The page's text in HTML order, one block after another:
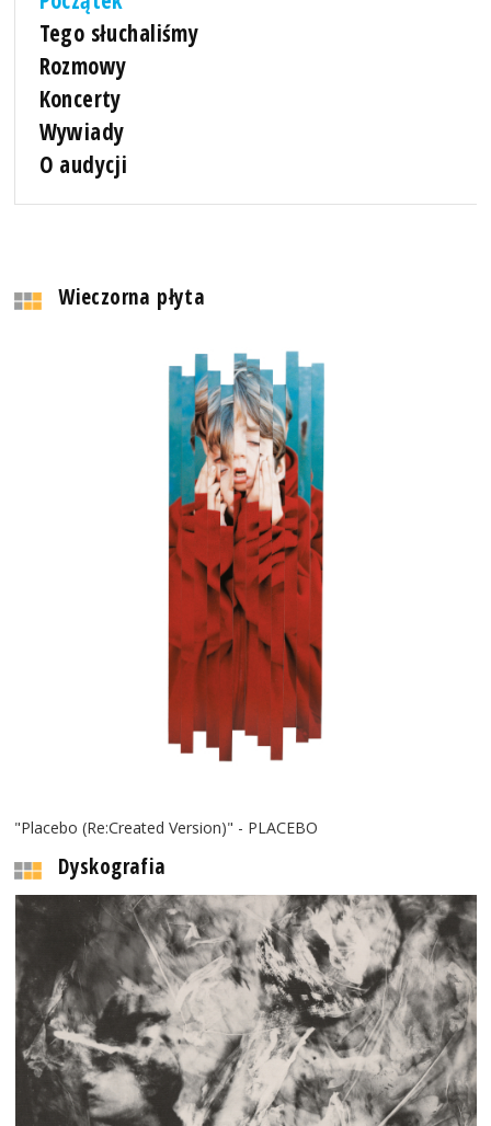
Tego słuchaliśmy
Rozmowy
Koncerty
Wywiady
O audycji
Wieczorna płyta
"Placebo (Re:Created Version)" - PLACEBO
Dyskografia